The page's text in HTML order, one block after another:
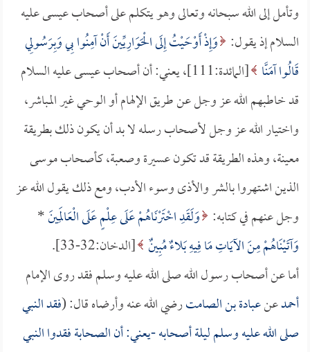
وتأمل إلى الله سبحانه وتعالى وهو يتكلم على أصحاب عيسى عليه
السلام إذ يقول: وَإِذْ أَوْحَيْتُ إِلَى الْحَوَارِيِّينَ أَنْ آمِنُوا بِي وَبِرَسُولِي
قَالُوا آمَنَّا
[المائدة:111]، يعني: أن أصحاب عيسى عليه السلام
قد خاطبهم الله عز وجل عن طريق الإلهام أو الوحي غير المباشر،
واختيار الله عز وجل لأصحاب رسله لا بد أن يكون ذلك بطريقة
معينة، وهذه الطريقة قد تكون عسيرة وصعبة، كأصحاب موسى
الذين اشتهروا بالشر والأذى وسوء الأدب، ومع ذلك يقول الله عز
وجل عنهم في كتابه: وَلَقَدِ اخْتَرْنَاهُمْ عَلَى عِلْمٍ عَلَى الْعَالَمِينَ*
وَآتَيْنَاهُمْ مِنَ الآيَاتِ مَا فِيهِ بَلاءٌ مُبِينٌ [الدخان:32-33].
أما عن أصحاب رسول الله صلى الله عليه وسلم فقد روى الإمام
أحمدعنعبادة بن الصامترضي الله عنه وأرضاه قال: (فقد النبي
صلى الله عليه وسلم ليلة أصحابه -يعني: أن الصحابة فقدوا النبي